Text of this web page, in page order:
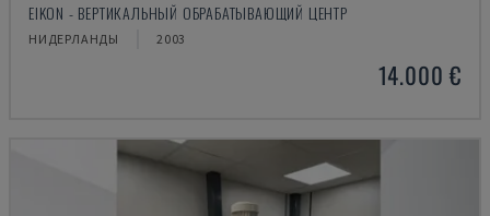
EIKON - ВЕРТИКАЛЬНЫЙ ОБРАБАТЫВАЮЩИЙ ЦЕНТР
НИДЕРЛАНДЫ 2003
14.000 €